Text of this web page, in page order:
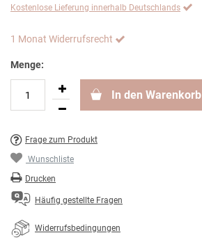
Kostenlose Lieferung innerhalb Deutschlands
1 Monat Widerrufsrecht
Menge:
In den Warenkorb
Frage zum Produkt
Wunschliste
Drucken
Häufig gestellte Fragen
Widerrufsbedingungen